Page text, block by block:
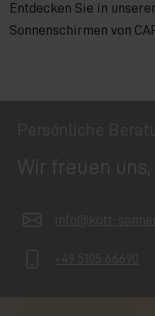
Entdecken Sie in
Sonnenschirmen von
Persönliche
Wir freuen
info@kott-
+49 5105 66690